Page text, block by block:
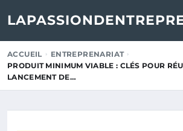
ACCUEIL
ENTREPRENARIAT
PRODUIT MINIMUM VIABLE : CLÉS POUR
LANCEMENT DE…